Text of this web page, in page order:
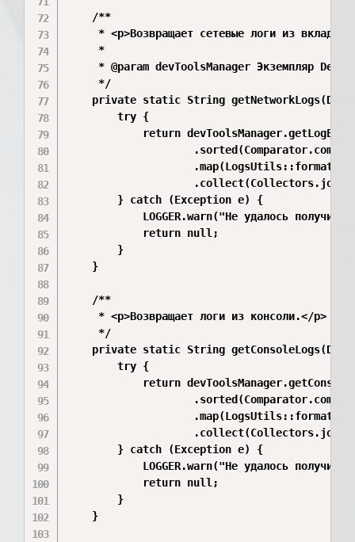
    /**
* <p>Возвращает сетевые логи из вкладки
     *
* @param devToolsManager Экземпляр
     */
private static String
        try {
return
        } catch (Exception e) {
LOGGER.warn("Не удалось получить
            return null;
        }
    }
    /**
     * <p>Возвращает логи из консоли.</p>
     */
private static String
        try {
return
        } catch (Exception e) {
LOGGER.warn("Не удалось получить
            return null;
        }
    }